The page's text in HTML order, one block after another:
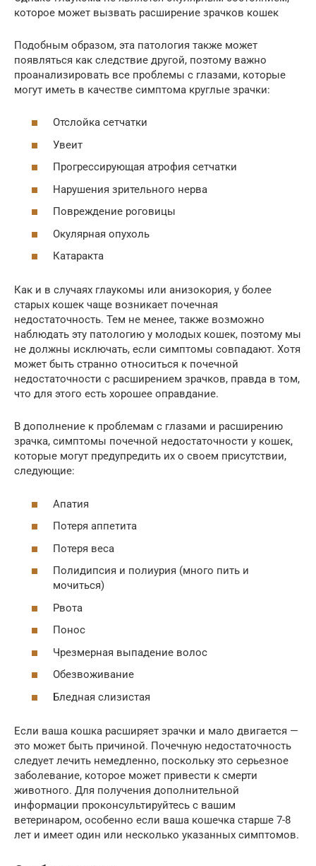
которое может вызвать расширение зрачков кошек
Подобным образом, эта патология также может
появляться как следствие другой, поэтому важно
проанализировать все проблемы с глазами, которые
могут иметь в качестве симптома круглые зрачки:
Отслойка сетчатки
Увеит
Прогрессирующая атрофия сетчатки
Нарушения зрительного нерва
Повреждение роговицы
Окулярная опухоль
Катаракта
Как и в случаях глаукомы или анизокория, у более
старых кошек чаще возникает почечная
недостаточность. Тем не менее, также возможно
наблюдать эту патологию у молодых кошек, поэтому мы
не должны исключать, если симптомы совпадают. Хотя
может быть странно относиться к почечной
недостаточности с расширением зрачков, правда в том,
что для этого есть хорошее оправдание.
В дополнение к проблемам с глазами и расширению
зрачка, симптомы почечной недостаточности у кошек,
которые могут предупредить их о своем присутствии,
следующие:
Апатия
Потеря аппетита
Потеря веса
Полидипсия и полиурия (много пить и
мочиться)
Рвота
Понос
Чрезмерная выпадение волос
Обезвоживание
Бледная слизистая
Если ваша кошка расширяет зрачки и мало двигается —
это может быть причиной. Почечную недостаточность
следует лечить немедленно, поскольку это серьезное
заболевание, которое может привести к смерти
животного. Для получения дополнительной
информации проконсультируйтесь с вашим
ветеринаром, особенно если ваша кошечка старше 7-8
лет и имеет один или несколько указанных симптомов.